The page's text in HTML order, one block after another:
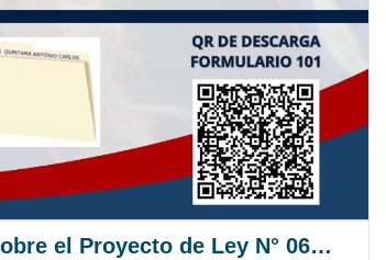
Pronunciamiento Institucional sobre el Proyecto de Ley N° 068/2025-2026 C.S.